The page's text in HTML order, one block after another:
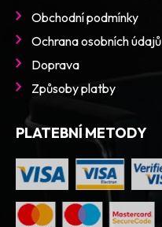
Obchodní podmínky
Ochrana osobních údajů
Doprava
Způsoby platby
PLATEBNÍ METODY